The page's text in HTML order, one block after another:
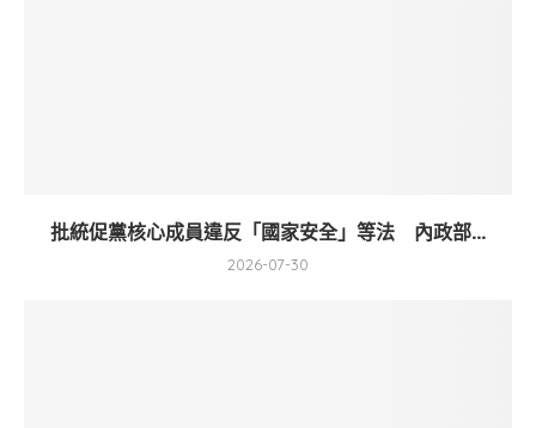
批統促黨核心成員違反「國家安全」等法 內政部...
2026-07-30